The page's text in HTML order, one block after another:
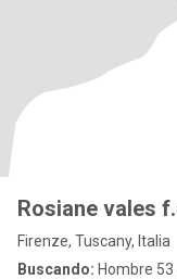
Rosiane vales
Firenze, Tuscany, Italia
Buscando: Hombre 53